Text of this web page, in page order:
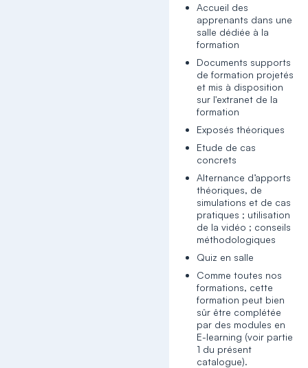
Accueil des
apprenants dans une
salle dédiée à la
formation
Documents supports
de formation projetés
et mis à disposition
sur l'extranet de la
formation
Exposés théoriques
Etude de cas
concrets
Alternance d’apports
théoriques, de
simulations et de cas
pratiques ; utilisation
de la vidéo ; conseils
méthodologiques
Quiz en salle
Comme toutes nos
formations, cette
formation peut bien
sûr être complétée
par des modules en
E-learning (voir partie
1 du présent
catalogue).